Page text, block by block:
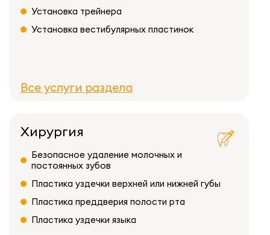
Установка трейнера
Установка вестибулярных пластинок
Все услуги раздела
Хирургия
Безопасное удаление молочных и
постоянных зубов
Пластика уздечки верхней или нижней губы
Пластика преддверия полости рта
Пластика уздечки языка